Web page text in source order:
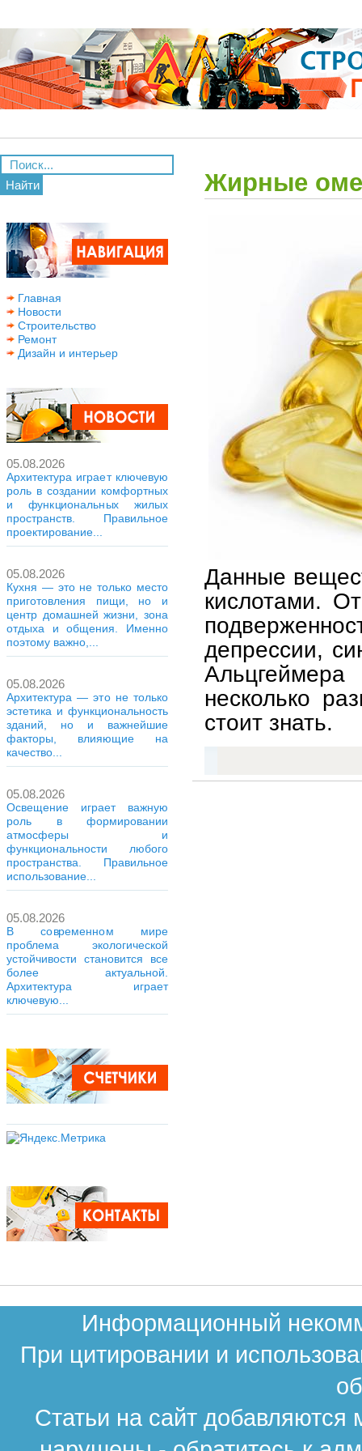
Найти
Главная
Новости
Строительство
Ремонт
Дизайн и интерьер
05.08.2026
Архитектура играет ключевую
роль в создании комфортных
и функциональных жилых
пространств. Правильное
проектирование...
05.08.2026
Кухня — это не только место
приготовления пищи, но и
центр домашней жизни, зона
отдыха и общения. Именно
поэтому важно,...
05.08.2026
Архитектура — это не только
эстетика и функциональность
зданий, но и важнейшие
факторы, влияющие на
качество...
05.08.2026
Освещение играет важную
роль в формировании
атмосферы и
функциональности любого
пространства. Правильное
использование...
05.08.2026
В современном мире
проблема экологической
устойчивости становится все
более актуальной.
Архитектура играет
ключевую...
Жирные
Данные
кислотами.
депрессии,
несколько
стоит знать.
Информационный
При цитировании и
Статьи на сайт